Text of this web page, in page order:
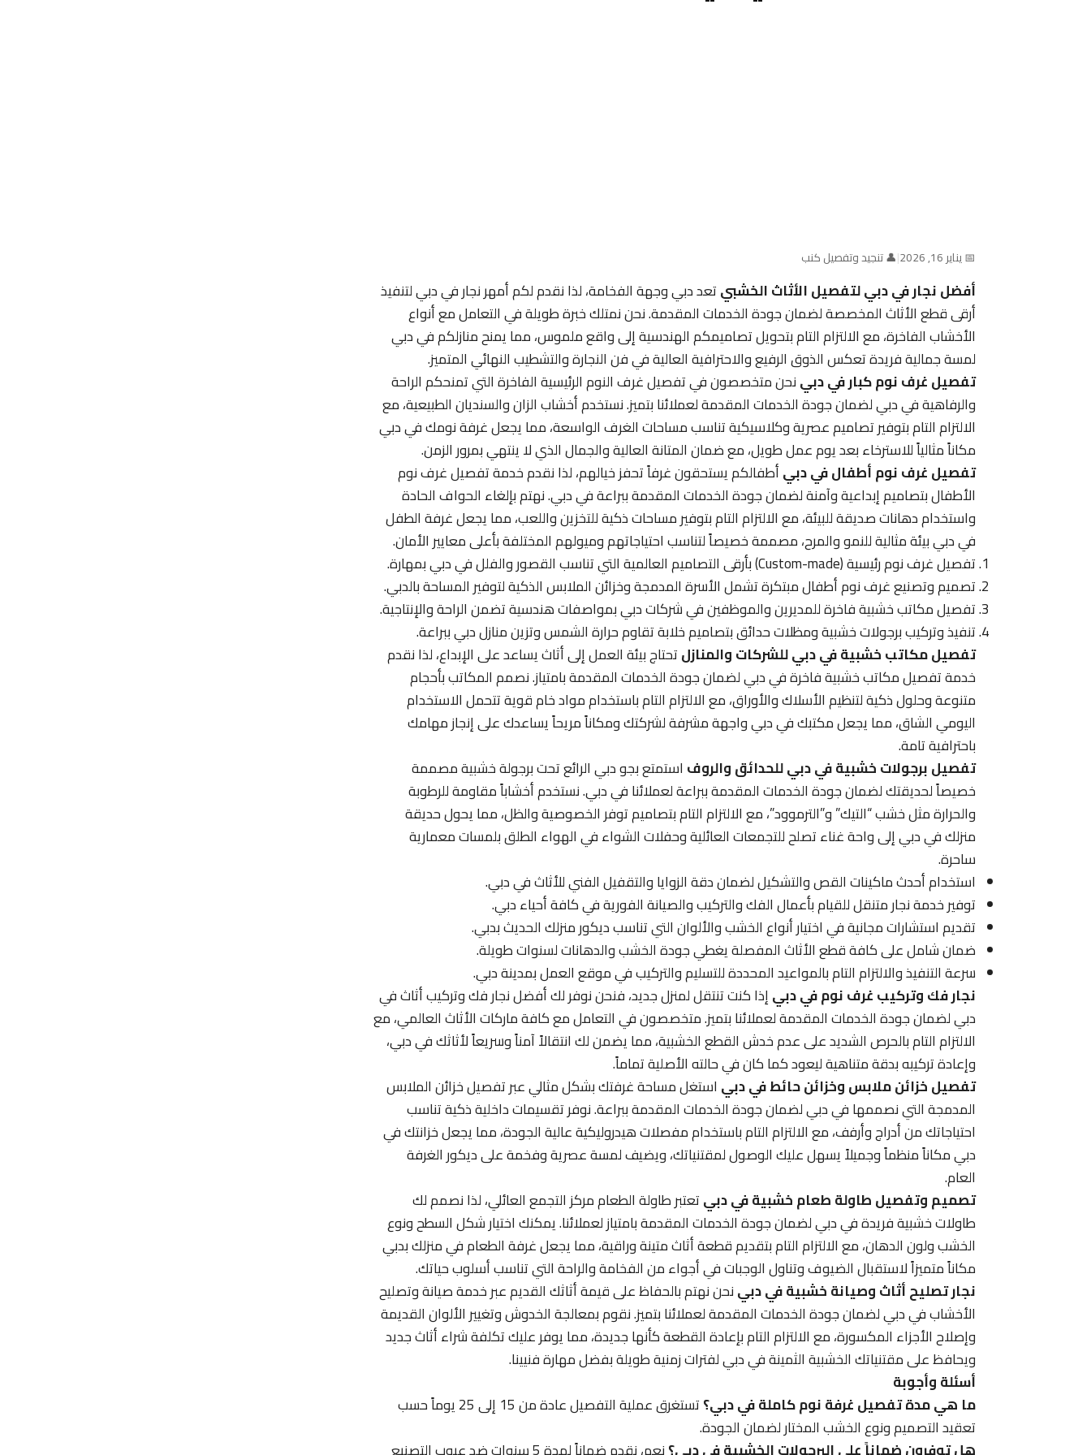
📅 يناير 16, 2026 |👤 تنجيد وتفصيل كنب
أفضل نجار في دبي لتفصيل الأثاث الخشبيتعد دبي وجهة الفخامة، لذا نقدم لكم أمهر نجار في دبي لتنفيذ
أرقى قطع الأثاث المخصصة لضمان جودة الخدمات المقدمة. نحن نمتلك خبرة طويلة في التعامل مع أنواع
الأخشاب الفاخرة، مع الالتزام التام بتحويل تصاميمكم الهندسية إلى واقع ملموس، مما يمنح منازلكم في دبي
لمسة جمالية فريدة تعكس الذوق الرفيع والاحترافية العالية في فن النجارة والتشطيب النهائي المتميز.
تفصيل غرف نوم كبار في دبينحن متخصصون في تفصيل غرف النوم الرئيسية الفاخرة التي تمنحكم الراحة
والرفاهية في دبي لضمان جودة الخدمات المقدمة لعملائنا بتميز. نستخدم أخشاب الزان والسنديان الطبيعية، مع
الالتزام التام بتوفير تصاميم عصرية وكلاسيكية تناسب مساحات الغرف الواسعة، مما يجعل غرفة نومك في دبي
مكاناً مثالياً للاسترخاء بعد يوم عمل طويل، مع ضمان المتانة العالية والجمال الذي لا ينتهي بمرور الزمن.
تفصيل غرف نوم أطفال في دبيأطفالكم يستحقون غرفاً تحفز خيالهم، لذا نقدم خدمة تفصيل غرف نوم
الأطفال بتصاميم إبداعية وآمنة لضمان جودة الخدمات المقدمة ببراعة في دبي. نهتم بإلغاء الحواف الحادة
واستخدام دهانات صديقة للبيئة، مع الالتزام التام بتوفير مساحات ذكية للتخزين واللعب، مما يجعل غرفة الطفل
في دبي بيئة مثالية للنمو والمرح، مصممة خصيصاً لتناسب احتياجاتهم وميولهم المختلفة بأعلى معايير الأمان.
تفصيل غرف نوم رئيسية (Custom-made) بأرقى التصاميم العالمية التي تناسب القصور والفلل في دبي بمهارة.
تصميم وتصنيع غرف نوم أطفال مبتكرة تشمل الأسرة المدمجة وخزائن الملابس الذكية لتوفير المساحة بالدبي.
تفصيل مكاتب خشبية فاخرة للمديرين والموظفين في شركات دبي بمواصفات هندسية تضمن الراحة والإنتاجية.
تنفيذ وتركيب برجولات خشبية ومظلات حدائق بتصاميم خلابة تقاوم حرارة الشمس وتزين منازل دبي ببراعة.
تفصيل مكاتب خشبية في دبي للشركات والمنازلتحتاج بيئة العمل إلى أثاث يساعد على الإبداع، لذا نقدم
خدمة تفصيل مكاتب خشبية فاخرة في دبي لضمان جودة الخدمات المقدمة بامتياز. نصمم المكاتب بأحجام
متنوعة وحلول ذكية لتنظيم الأسلاك والأوراق، مع الالتزام التام باستخدام مواد خام قوية تتحمل الاستخدام
اليومي الشاق، مما يجعل مكتبك في دبي واجهة مشرفة لشركتك ومكاناً مريحاً يساعدك على إنجاز مهامك
باحترافية تامة.
تفصيل برجولات خشبية في دبي للحدائق والروف استمتع بجو دبي الرائع تحت برجولة خشبية مصممة
خصيصاً لحديقتك لضمان جودة الخدمات المقدمة ببراعة لعملائنا في دبي. نستخدم أخشاباً مقاومة للرطوبة
والحرارة مثل خشب “التيك” و”الترموود”، مع الالتزام التام بتصاميم توفر الخصوصية والظل، مما يحول حديقة
منزلك في دبي إلى واحة غناء تصلح للتجمعات العائلية وحفلات الشواء في الهواء الطلق بلمسات معمارية
ساحرة.
استخدام أحدث ماكينات القص والتشكيل لضمان دقة الزوايا والتقفيل الفني للأثاث في دبي.
توفير خدمة نجار متنقل للقيام بأعمال الفك والتركيب والصيانة الفورية في كافة أحياء دبي.
تقديم استشارات مجانية في اختيار أنواع الخشب والألوان التي تناسب ديكور منزلك الحديث بدبي.
ضمان شامل على كافة قطع الأثاث المفصلة يغطي جودة الخشب والدهانات لسنوات طويلة.
سرعة التنفيذ والالتزام التام بالمواعيد المحددة للتسليم والتركيب في موقع العمل بمدينة دبي.
نجار فك وتركيب غرف نوم في دبيإذا كنت تنتقل لمنزل جديد، فنحن نوفر لك أفضل نجار فك وتركيب أثاث في
دبي لضمان جودة الخدمات المقدمة لعملائنا بتميز. متخصصون في التعامل مع كافة ماركات الأثاث العالمي، مع
الالتزام التام بالحرص الشديد على عدم خدش القطع الخشبية، مما يضمن لك انتقالاً آمناً وسريعاً لأثاثك في دبي،
وإعادة تركيبه بدقة متناهية ليعود كما كان في حالته الأصلية تماماً.
تفصيل خزائن ملابس وخزائن حائط في دبي استغل مساحة غرفتك بشكل مثالي عبر تفصيل خزائن الملابس
المدمجة التي نصممها في دبي لضمان جودة الخدمات المقدمة ببراعة. نوفر تقسيمات داخلية ذكية تناسب
احتياجاتك من أدراج وأرفف، مع الالتزام التام باستخدام مفصلات هيدروليكية عالية الجودة، مما يجعل خزانتك في
دبي مكاناً منظماً وجميلاً يسهل عليك الوصول لمقتنياتك، ويضيف لمسة عصرية وفخمة على ديكور الغرفة
العام.
تصميم وتفصيل طاولة طعام خشبية في دبيتعتبر طاولة الطعام مركز التجمع العائلي، لذا نصمم لك
طاولات خشبية فريدة في دبي لضمان جودة الخدمات المقدمة بامتياز لعملائنا. يمكنك اختيار شكل السطح ونوع
الخشب ولون الدهان، مع الالتزام التام بتقديم قطعة أثاث متينة وراقية، مما يجعل غرفة الطعام في منزلك بدبي
مكاناً متميزاً لاستقبال الضيوف وتناول الوجبات في أجواء من الفخامة والراحة التي تناسب أسلوب حياتك.
نجار تصليح أثاث وصيانة خشبية في دبينحن نهتم بالحفاظ على قيمة أثاثك القديم عبر خدمة صيانة وتصليح
الأخشاب في دبي لضمان جودة الخدمات المقدمة لعملائنا بتميز. نقوم بمعالجة الخدوش وتغيير الألوان القديمة
وإصلاح الأجزاء المكسورة، مع الالتزام التام بإعادة القطعة كأنها جديدة، مما يوفر عليك تكلفة شراء أثاث جديد
ويحافظ على مقتنياتك الخشبية الثمينة في دبي لفترات زمنية طويلة بفضل مهارة فنيينا.
أسئلة وأجوبة
ما هي مدة تفصيل غرفة نوم كاملة في دبي؟
تستغرق عملية التفصيل عادة من 15 إلى 25 يوماً حسب
تعقيد التصميم ونوع الخشب المختار لضمان الجودة.